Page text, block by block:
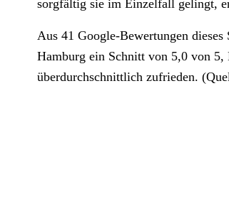
sorgfältig sie im Einzelfall gelingt,
Aus 41 Google-Bewertungen
Hamburg ein Schnitt von 5,0 von
überdurchschnittlich zufrieden.